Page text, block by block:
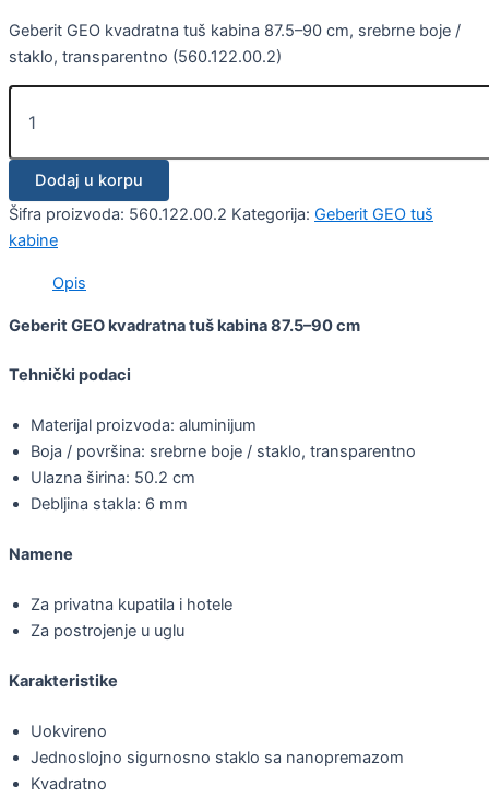
Geberit GEO kvadratna tuš kabina 87.5–90 cm, srebrne boje /
staklo, transparentno (560.122.00.2)
Dodaj u korpu
Šifra proizvoda: 560.122.00.2 Kategorija: Geberit GEO tuš
kabine
Opis
Geberit GEO kvadratna tuš kabina 87.5–90 cm
Tehnički podaci
Materijal proizvoda: aluminijum
Boja / površina: srebrne boje / staklo, transparentno
Ulazna širina: 50.2 cm
Debljina stakla: 6 mm
Namene
Za privatna kupatila i hotele
Za postrojenje u uglu
Karakteristike
Uokvireno
Jednoslojno sigurnosno staklo sa nanopremazom
Kvadratno